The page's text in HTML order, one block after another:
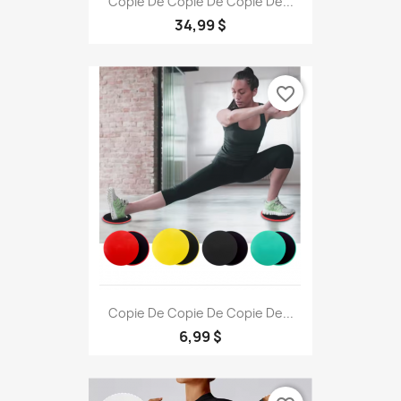
34,99 $
Copie De Copie De Copie De...
6,99 $
favorite_border